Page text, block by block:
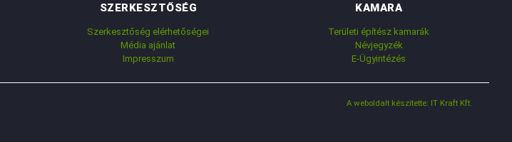
SZERKESZTŐSÉG
Szerkesztőség elérhetőségei
Média ajánlat
Impresszum
KAMARA
Területi építész kamarák
Névjegyzék
E-Ügyintézés
A weboldalt készítette: IT Kraft Kft.